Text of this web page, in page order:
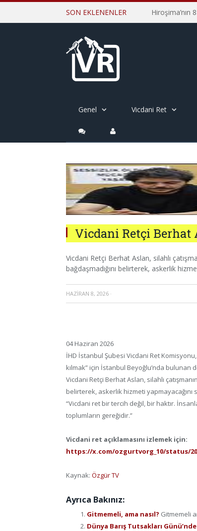
SON EKLENENLER
Genel Vicdani Ret
Vicdani Retçi Berhat
Vicdani Retçi Berhat Aslan, silahlı
bağdaşmadığını belirterek, askerlik
HAZIRAN 8, 2026 ·
04 Haziran 2026
İHD İstanbul Şubesi Vicdani Ret
kılmak” için İstanbul Beyoğlu’nda bulunan
Vicdani Retçi Berhat Aslan, silahlı
belirterek, askerlik hizmeti yapmayacağını
“Vicdani ret bir tercih değil, bir haktır.
toplumların gereğidir.”
Vicdani ret açıklamasını izlemek için:
https://x.com/ozgurtvorg_10/status/
Kaynak: Özgür TV
Ayrıca Bakınız:
Gitmemeli, ama nasıl? Gitmemeli
Dünya Barış Tutsakları